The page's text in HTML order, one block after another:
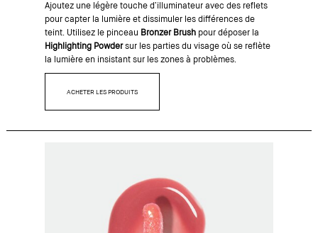
Ajoutez une légère touche d’illuminateur avec des reflets
pour capter la lumière et dissimuler les différences de
teint. Utilisez le pinceau Bronzer Brushpour déposer la
Highlighting Powdersur les parties du visage où se reflète
la lumière en insistant sur les zones à problèmes.
ACHETER LES PRODUITS